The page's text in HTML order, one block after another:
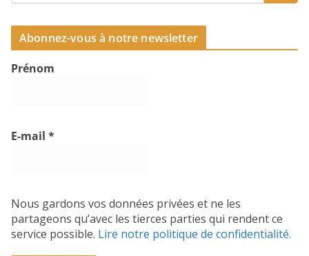
Abonnez-vous à notre newsletter
Prénom
E-mail *
Nous gardons vos données privées et ne les
partageons qu’avec les tierces parties qui rendent ce
service possible. Lire notre politique de confidentialité.